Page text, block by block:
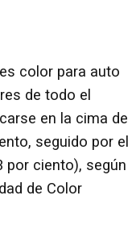
color para auto
de todo el
en la cima de
seguido por el
por ciento), según
de Color